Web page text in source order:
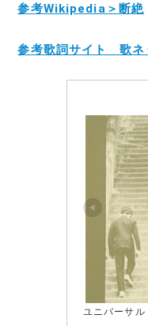
参考Wikipedia＞断絶
参考歌詞サイト 歌ネ
ユニバーサル